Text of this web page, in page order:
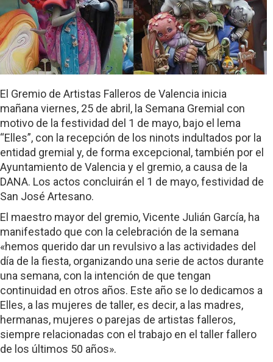
El Gremio de Artistas Falleros de Valencia inicia
mañana viernes, 25 de abril, la Semana Gremial con
motivo de la festividad del 1 de mayo, bajo el lema
“Elles”, con la recepción de los ninots indultados por la
entidad gremial y, de forma excepcional, también por el
Ayuntamiento de Valencia y el gremio, a causa de la
DANA. Los actos concluirán el 1 de mayo, festividad de
San José Artesano.
El maestro mayor del gremio, Vicente Julián García, ha
manifestado que con la celebración de la semana
«hemos querido dar un revulsivo a las actividades del
día de la fiesta, organizando una serie de actos durante
una semana, con la intención de que tengan
continuidad en otros años. Este año se lo dedicamos a
Elles, a las mujeres de taller, es decir, a las madres,
hermanas, mujeres o parejas de artistas falleros,
siempre relacionadas con el trabajo en el taller fallero
de los últimos 50 años».